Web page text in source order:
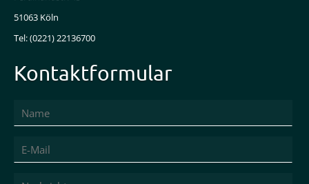
51063 Köln
Tel: (0221) 22136700
Kontaktformular